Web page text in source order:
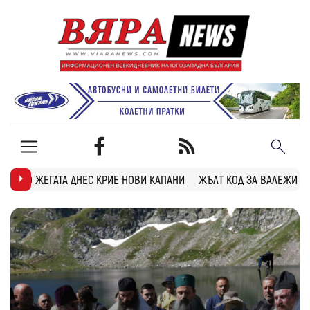
НОВИ КАПАНИ ЖЪЛТ КОД ЗА ВАЛЕЖИ И ГРЪМОТЕВИЦИ В